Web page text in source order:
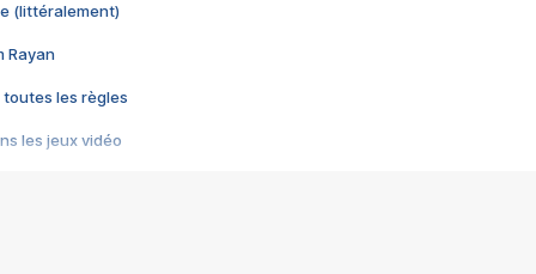
(littéralement)
Rayan
toutes les règles
les jeux vidéo